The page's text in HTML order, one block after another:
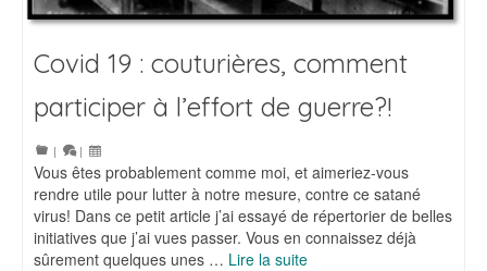
Covid 19 : couturières, comment
participer à l’effort de guerre?!
| |
Vous êtes probablement comme moi, et aimeriez-vous
rendre utile pour lutter à notre mesure, contre ce satané
virus! Dans ce petit article j’ai essayé de répertorier de belles
initiatives que j’ai vues passer. Vous en connaissez déjà
sûrement quelques unes … Lire la suite